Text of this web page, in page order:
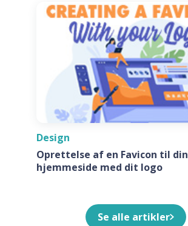
Design
Oprettelse af en Favicon til din
hjemmeside med dit logo
Se alle artikler